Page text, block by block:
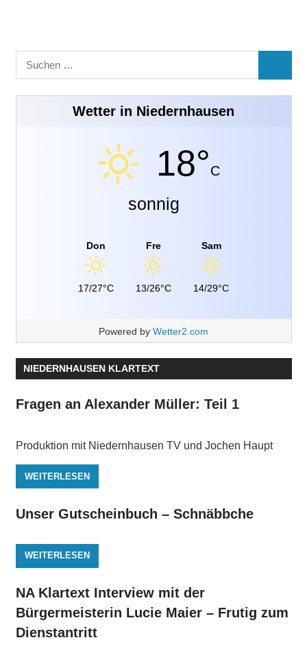
Suchen
nach:
Wetter in Niedernhausen
18°C
sonnig
Don
17/27°C
Fre
13/26°C
Sam
14/29°C
Powered by Wetter2.com
NIEDERNHAUSEN KLARTEXT
Fragen an Alexander Müller: Teil 1
Produktion mit Niedernhausen TV und Jochen Haupt
WEITERLESEN
Unser Gutscheinbuch – Schnäbbche
WEITERLESEN
NA Klartext Interview mit der
Bürgermeisterin Lucie Maier – Frutig zum
Dienstantritt